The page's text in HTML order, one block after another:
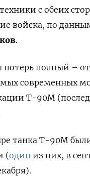
с обеих
войска, по
.
потерь полный –
современных
Т-90М
танка Т-90М
(один из них, в